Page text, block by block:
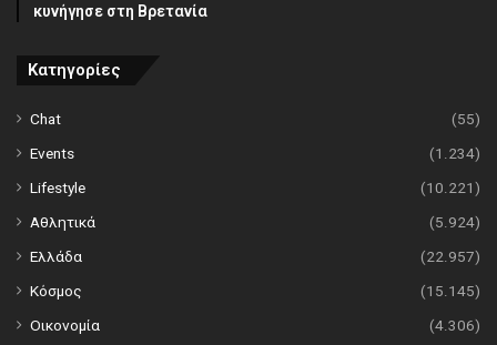
κυνήγησε στη Βρετανία
Κατηγορίες
Chat
(55)
Events
(1.234)
Lifestyle
(10.221)
Αθλητικά
(5.924)
Ελλάδα
(22.957)
Κόσμος
(15.145)
Οικονομία
(4.306)